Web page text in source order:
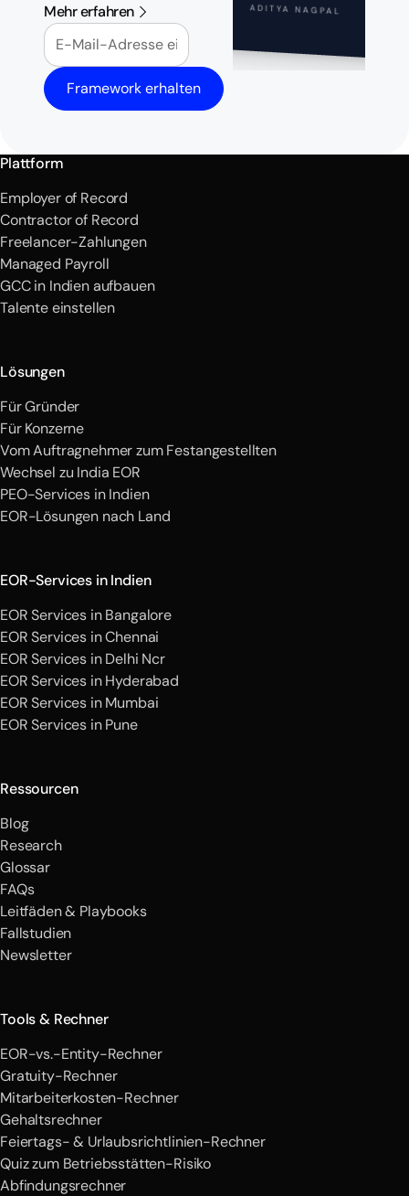
Mehr erfahren
E-Mail
Framework erhalten
ADITYA NAGPAL
Plattform
Employer of Record
Contractor of Record
Freelancer-Zahlungen
Managed Payroll
GCC in Indien aufbauen
Talente einstellen
Lösungen
Für Gründer
Für Konzerne
Vom Auftragnehmer zum Festangestellten
Wechsel zu India EOR
PEO-Services in Indien
EOR-Lösungen nach Land
EOR-Services in Indien
EOR Services in Bangalore
EOR Services in Chennai
EOR Services in Delhi Ncr
EOR Services in Hyderabad
EOR Services in Mumbai
EOR Services in Pune
Ressourcen
Blog
Research
Glossar
FAQs
Leitfäden & Playbooks
Fallstudien
Newsletter
Tools & Rechner
EOR-vs.-Entity-Rechner
Gratuity-Rechner
Mitarbeiterkosten-Rechner
Gehaltsrechner
Feiertags- & Urlaubsrichtlinien-Rechner
Quiz zum Betriebsstätten-Risiko
Abfindungsrechner